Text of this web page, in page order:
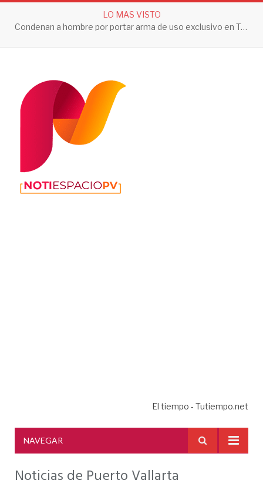
LO MAS VISTO
Condenan a hombre por portar arma de uso exclusivo en Tepic
El tiempo - Tutiempo.net
NAVEGAR
Noticias de Puerto Vallarta